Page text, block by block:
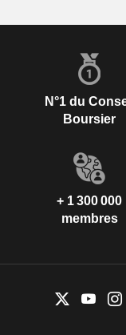
N°1 du
Boursier
+ 1 300 000
membres